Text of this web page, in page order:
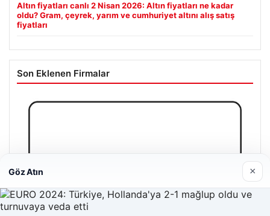
Altın fiyatları canlı 2 Nisan 2026: Altın fiyatları ne kadar
oldu? Gram, çeyrek, yarım ve cumhuriyet altını alış satış
fiyatları
Son Eklenen Firmalar
Göz Atın ×